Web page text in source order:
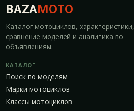
BAZAMOTO
Каталог мотоциклов, характеристики,
сравнение моделей и аналитика по
объявлениям.
КАТАЛОГ
Поиск по моделям
Марки мотоциклов
Классы мотоциклов